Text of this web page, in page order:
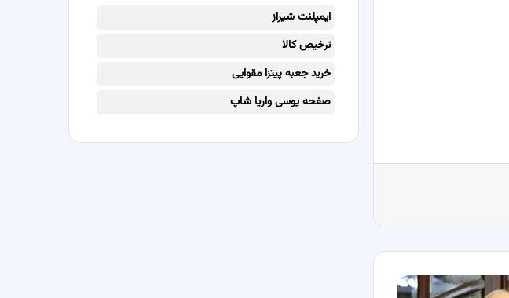
ایمپلنت شیراز
ترخیص کالا
خرید جعبه پیتزا مقوایی
صفحه یوسی واریا شاپ